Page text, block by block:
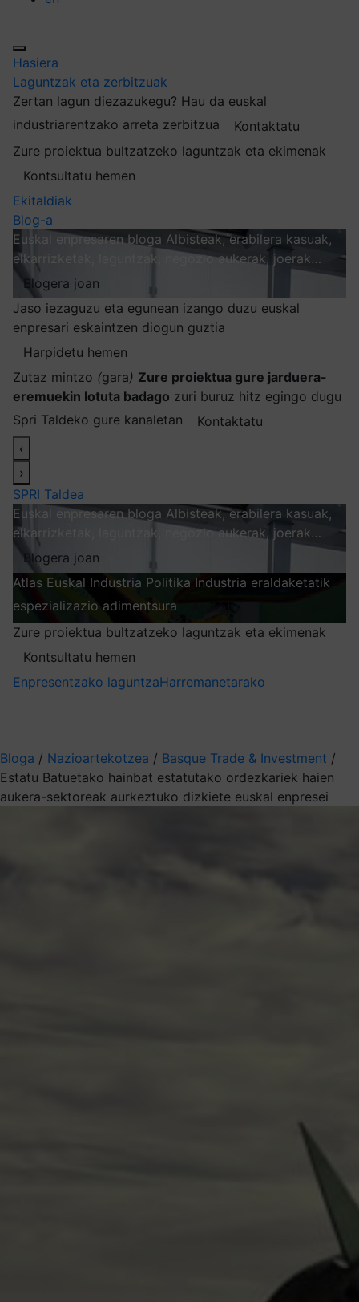
Hasiera
Laguntzak eta zerbitzuak
Zertan lagun diezazukegu? Hau da euskal
industriarentzako arreta zerbitzua
Kontaktatu
Zure proiektua bultzatzeko laguntzak eta ekimenak
Kontsultatu hemen
Ekitaldiak
Blog-a
Euskal enpresaren bloga Albisteak, erabilera kasuak,
elkarrizketak, laguntzak, negozio aukerak, joerak…
Blogera joan
Jaso iezaguzu eta egunean izango duzu euskal
enpresari eskaintzen diogun guztia
Harpidetu hemen
Zutaz mintzo (gara) Zure proiektua gure jarduera-
eremuekin lotuta badago zuri buruz hitz egingo dugu
Spri Taldeko gure kanaletan
Kontaktatu
‹
›
SPRI Taldea
Euskal enpresaren bloga Albisteak, erabilera kasuak,
elkarrizketak, laguntzak, negozio aukerak, joerak…
Blogera joan
Atlas Euskal Industria Politika Industria eraldaketatik
espezializazio adimentsura
Zure proiektua bultzatzeko laguntzak eta ekimenak
Kontsultatu hemen
Enpresentzako laguntzaHarremanetarako
Bloga / Nazioartekotzea / Basque Trade & Investment /
Estatu Batuetako hainbat estatutako ordezkariek haien
aukera-sektoreak aurkeztuko dizkiete euskal enpresei